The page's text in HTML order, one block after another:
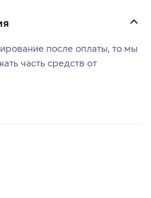
после оплаты, то мы
часть средств от